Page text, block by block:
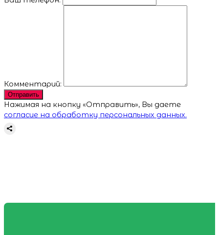
Комментарий:
Отправить
Нажимая на кнопку «Отправить», Вы даете
согласие на обработку персональных данных.